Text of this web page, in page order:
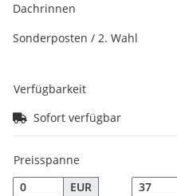
Dachrinnen
Sonderposten / 2. Wahl
Verfügbarkeit
Sofort verfügbar
Preisspanne
EUR